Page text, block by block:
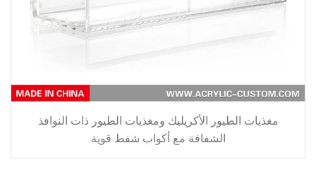
مغذيات الطيور الأكريليك ومغذيات الطيور ذات النوافذ
الشفافة مع أكواب شفط قوية